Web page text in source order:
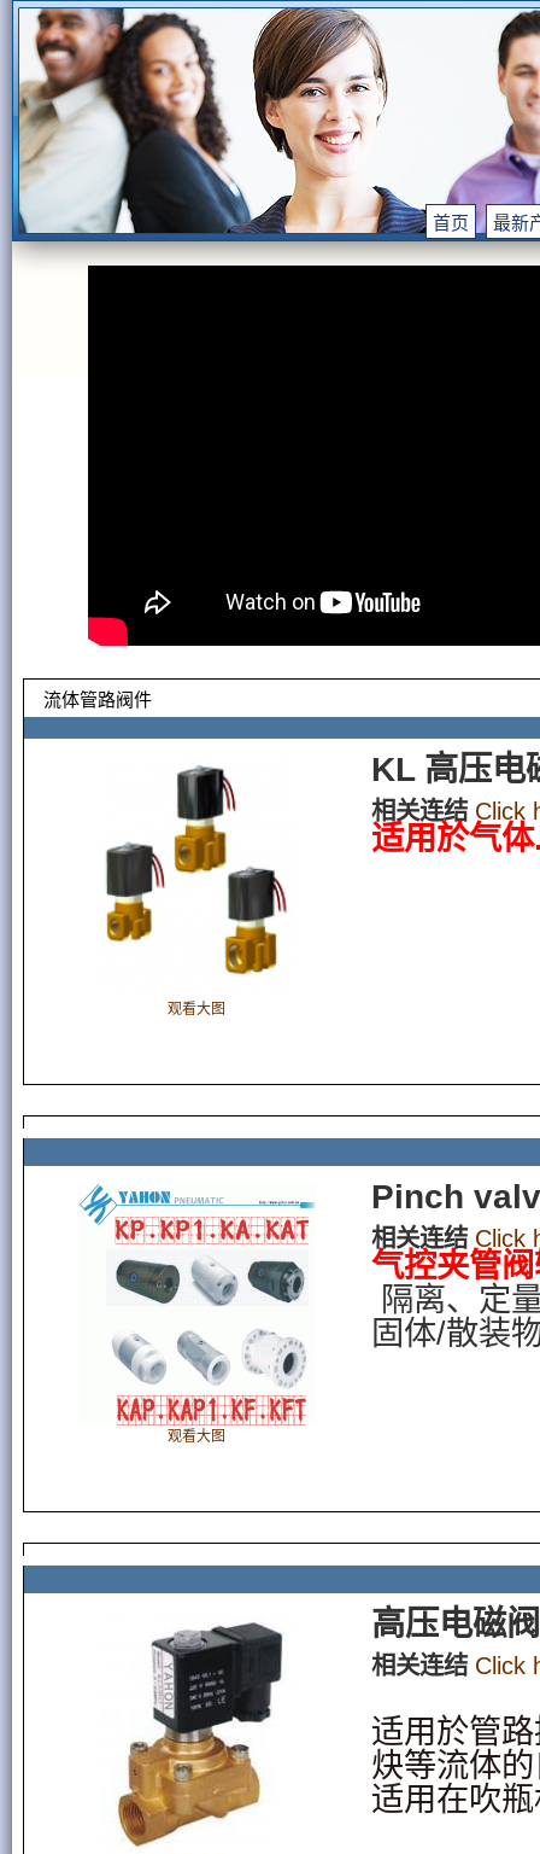
首页 最新
流体管路阀件
观看大图
KL 高压电
相关连结 Click
适用於气
观看大图
Pinch
相关连结 Click
气控夹管
隔离、定
固体/散装
高压电磁
相关连结 Click
适用於管
炔等流体
适用在吹